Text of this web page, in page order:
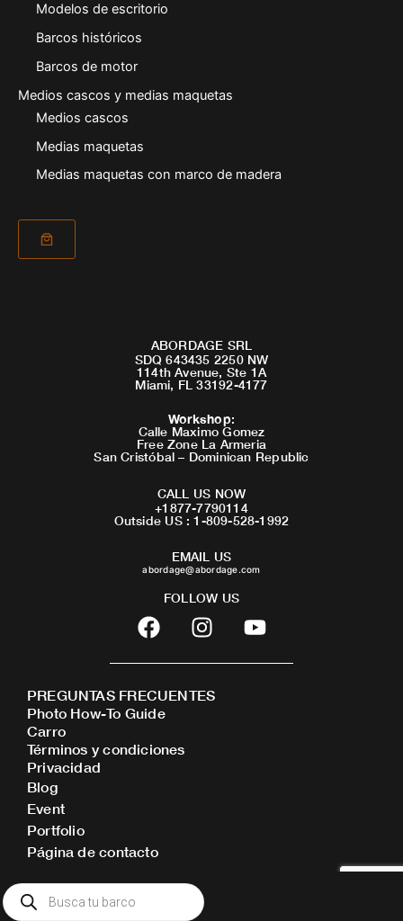
Modelos de escritorio
Barcos históricos
Barcos de motor
Medios cascos y medias maquetas
Medios cascos
Medias maquetas
Medias maquetas con marco de madera
ABORDAGE SRL
SDQ 643435 2250 NW
114th Avenue, Ste 1A
Miami, FL 33192-4177
Workshop:
Calle Maximo Gomez
Free Zone La Armeria
San Cristóbal – Dominican Republic
CALL US NOW
+1877-7790114
Outside US : 1-809-528-1992
EMAIL US
abordage@abordage.com
FOLLOW US
F
a
c
b
o
o
I
n
s
a
Y
o
u
PREGUNTAS FRECUENTES
Photo How-To Guide
Carro
Términos y condiciones
Privacidad
Blog
Event
Portfolio
Página de contacto
Búsqueda
de